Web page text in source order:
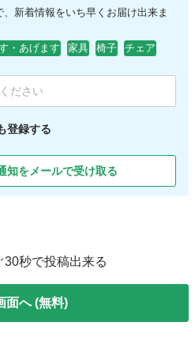
新着情報をいち早くお届け出来ま
・あげます 家具 椅子 チェア
登録する
知をメールで受け取る
30秒で投稿出来る
面へ (無料)